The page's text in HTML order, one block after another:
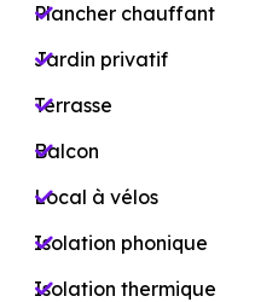
Plancher chauffant
Jardin privatif
Terrasse
Balcon
Local à vélos
Isolation phonique
Isolation thermique